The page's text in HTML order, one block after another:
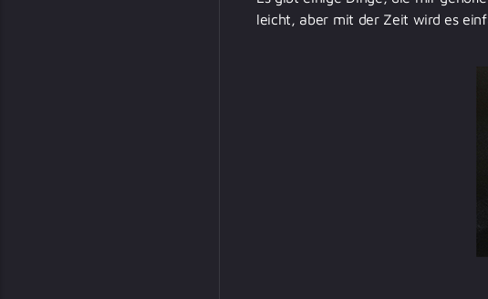
leicht, aber mit der Zeit wird es